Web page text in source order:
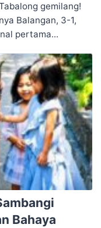
gemilang!
Balangan, 3-1,
pertama...
Bahaya